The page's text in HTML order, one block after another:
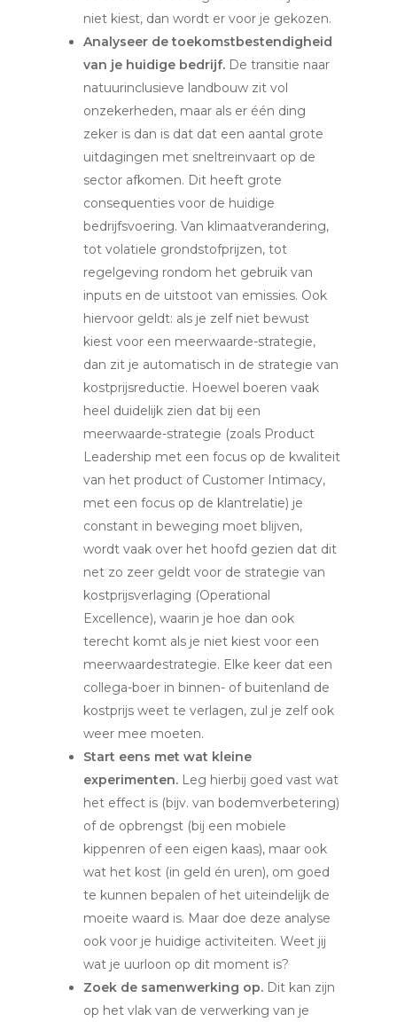
niet kiest, dan wordt er voor je gekozen.
Analyseer de toekomstbestendigheid
van je huidige bedrijf. De transitie naar
natuurinclusieve landbouw zit vol
onzekerheden, maar als er één ding
zeker is dan is dat dat een aantal grote
uitdagingen met sneltreinvaart op de
sector afkomen. Dit heeft grote
consequenties voor de huidige
bedrijfsvoering. Van klimaatverandering,
tot volatiele grondstofprijzen, tot
regelgeving rondom het gebruik van
inputs en de uitstoot van emissies. Ook
hiervoor geldt: als je zelf niet bewust
kiest voor een meerwaarde-strategie,
dan zit je automatisch in de strategie van
kostprijsreductie. Hoewel boeren vaak
heel duidelijk zien dat bij een
meerwaarde-strategie (zoals Product
Leadership met een focus op de kwaliteit
van het product of Customer Intimacy,
met een focus op de klantrelatie) je
constant in beweging moet blijven,
wordt vaak over het hoofd gezien dat dit
net zo zeer geldt voor de strategie van
kostprijsverlaging (Operational
Excellence), waarin je hoe dan ook
terecht komt als je niet kiest voor een
meerwaardestrategie. Elke keer dat een
collega-boer in binnen- of buitenland de
kostprijs weet te verlagen, zul je zelf ook
weer mee moeten.
Start eens met wat kleine
experimenten. Leg hierbij goed vast wat
het effect is (bijv. van bodemverbetering)
of de opbrengst (bij een mobiele
kippenren of een eigen kaas), maar ook
wat het kost (in geld én uren), om goed
te kunnen bepalen of het uiteindelijk de
moeite waard is. Maar doe deze analyse
ook voor je huidige activiteiten. Weet jij
wat je uurloon op dit moment is?
Zoek de samenwerking op. Dit kan zijn
op het vlak van de verwerking van je